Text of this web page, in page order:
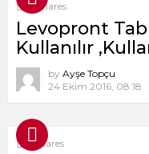
9 Shares
Levopront
Kullanılır
by Ayşe Topçu
24 Ekim 2016, 08:18
1 Shares